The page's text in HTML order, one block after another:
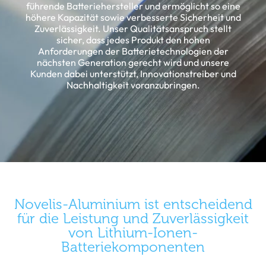
führende Batteriehersteller und ermöglicht so eine
höhere Kapazität sowie verbesserte Sicherheit und
Zuverlässigkeit. Unser Qualitätsanspruch stellt
sicher, dass jedes Produkt den hohen
Anforderungen der Batterietechnologien der
nächsten Generation gerecht wird und unsere
Kunden dabei unterstützt, Innovationstreiber und
Nachhaltigkeit voranzubringen.
Novelis-Aluminium ist entscheidend
für die Leistung und Zuverlässigkeit
von Lithium-Ionen-
Batteriekomponenten